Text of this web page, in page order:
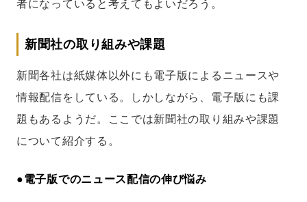
者になっていると考えてもよいだろう。
新聞社の取り組みや課題
新聞各社は紙媒体以外にも電子版によるニュースや
情報配信をしている。しかしながら、電子版にも課
題もあるようだ。ここでは新聞社の取り組みや課題
について紹介する。
●電子版でのニュース配信の伸び悩み